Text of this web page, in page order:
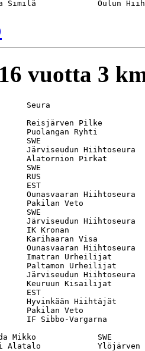
vuotta 3
Seura
Reisjärven Pilke
Puolangan Ryhti
SWE
Järviseudun Hiihtoseura
Alatornion Pirkat
SWE
RUS
EST
Ounasvaaran Hiihtoseura
Pakilan Veto
SWE
Järviseudun
IK Kronan
Karihaaran Visa
Ounasvaaran
Imatran Urheilijat
Paltamon Urheilijat
Järviseudun
Keuruun Kisailijat
EST
Hyvinkään Hiihtäjät
Pakilan Veto
IF Sibbo-Vargarna
Mikko             SWE
Alatalo            Ylöjärven